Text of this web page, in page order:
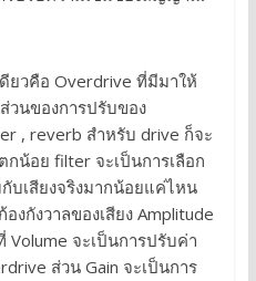
ยวคือ Overdrive ที่มีมาให้
วนของการปรับของ
, reverb สำหรับ drive ก็จะ
น้อย filter จะเป็นการเลือก
บเสียงจริงมากน้อยแค่ไหน
งกังวาลของเสียง Amplitude
Volume จะเป็นการปรับค่า
ส่วน Gain จะเป็นการ